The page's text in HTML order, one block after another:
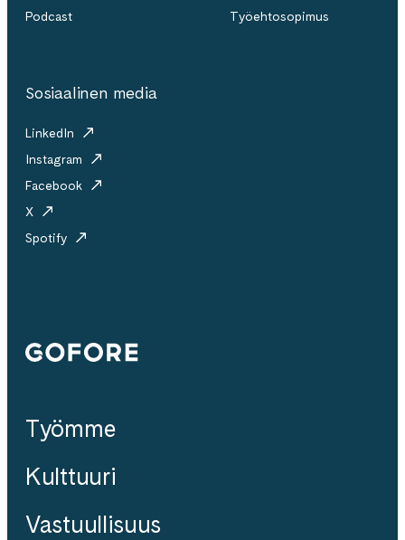
Podcast
Työehtosopimus
Sosiaalinen media
LinkedIn
Instagram
Facebook
X
Spotify
Gofore
Työmme
Kulttuuri
Vastuullisuus